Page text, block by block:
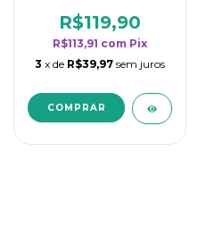
rendimento da
categoria - Flor de
Laranjeira
R$119,90
R$113,91 com Pix
3 x de R$39,97 sem juros